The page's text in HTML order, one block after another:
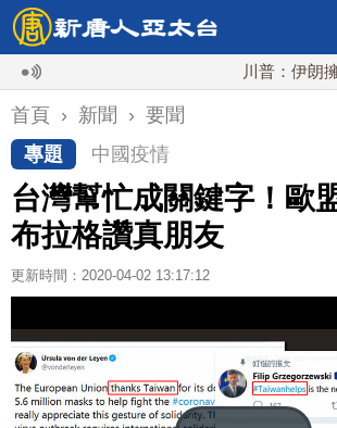
川普：伊朗擁核夢
首頁 › 新聞 › 要聞
專題
中國疫情
台灣幫忙成關鍵字！歐
布拉格讚真朋友
更新時間：2020-04-02 13:17:12